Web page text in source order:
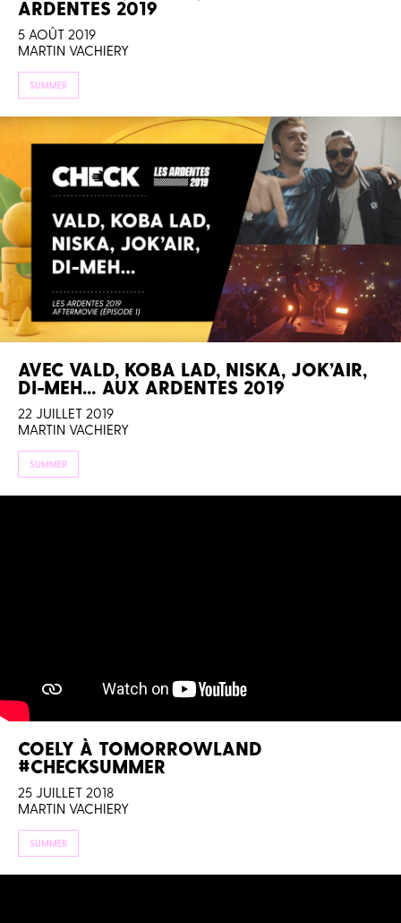
ARDENTES 2019
5 AOÛT 2019
MARTIN VACHIERY
SUMMER
AVEC VALD, KOBA LAD, NISKA, JOK’AIR,
DI-MEH… AUX ARDENTES 2019
22 JUILLET 2019
MARTIN VACHIERY
SUMMER
COELY À TOMORROWLAND
#CHECKSUMMER
25 JUILLET 2018
MARTIN VACHIERY
SUMMER